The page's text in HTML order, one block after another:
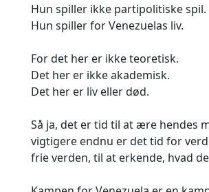
Hun spiller ikke partipolitiske spil.
Hun spiller for Venezuelas liv.
For det her er ikke teoretisk.
Det her er ikke akademisk.
Det her er liv eller død.
Så ja, det er tid til at ære hendes
vigtigere endnu er det tid for
frie verden, til at erkende, hvad